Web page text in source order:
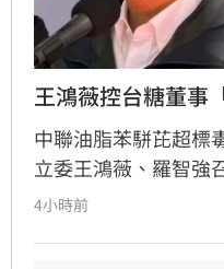
王鴻薇控台糖董事
中聯油脂苯駢芘超標
立委王鴻薇、羅智強
五月即知情卻隱匿不
4小時前